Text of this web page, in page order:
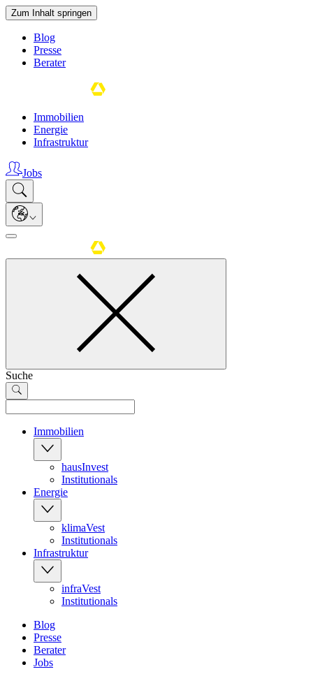
Zum Inhalt springen
Blog
Presse
Berater
Immobilien
Energie
Infrastruktur
Jobs
Suche
Immobilien
hausInvest
Institutionals
Energie
klimaVest
Institutionals
Infrastruktur
infraVest
Institutionals
Blog
Presse
Berater
Jobs